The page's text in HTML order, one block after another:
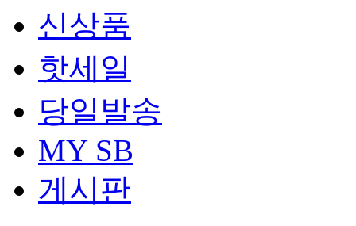
신상품
핫세일
당일발송
MY SB
게시판